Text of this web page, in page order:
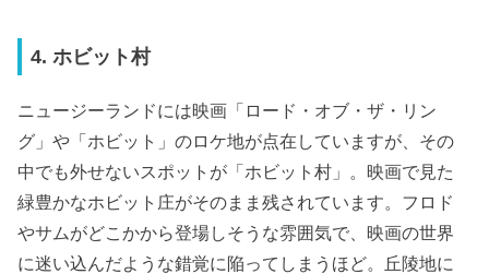
4. ホビット村
ニュージーランドには映画「ロード・オブ・ザ・リン
グ」や「ホビット」のロケ地が点在していますが、その
中でも外せないスポットが「ホビット村」。映画で見た
緑豊かなホビット庄がそのまま残されています。フロド
やサムがどこかから登場しそうな雰囲気で、映画の世界
に迷い込んだような錯覚に陥ってしまうほど。丘陵地に